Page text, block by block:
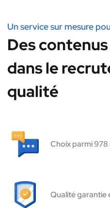
Un service sur mesure
Des
dans le
qualité
Choix parmi 978
Qualité garantie